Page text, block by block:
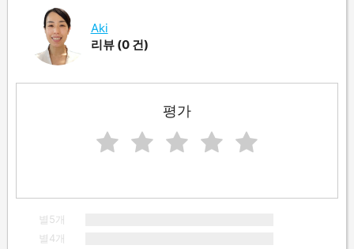
Aki
리뷰 (0 건)
평가
별5개
별4개